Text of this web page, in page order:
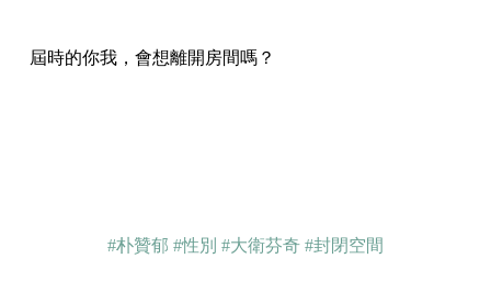
屆時的你我，會想離開房間嗎？
#朴贊郁 #性別 #大衛芬奇 #封閉空間